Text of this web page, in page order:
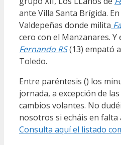
ante Villa Santa Brígida.
Valdepeñas donde milita
cero con el Manzanares. Y
Fernando RS(13) empató
Toledo.
Entre paréntesis () los
jornada, a excepción de
cambios volantes. No
nosotros si echáis en falta
Consulta aquí el listado